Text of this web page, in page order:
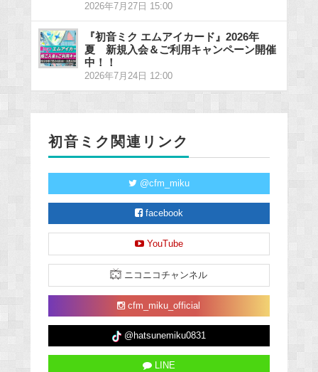
2026年7月27日 15:00
『初音ミク エムアイカード』2026年
夏 新規入会＆ご利用キャンペーン開催
中！！
2026年7月24日 12:00
初音ミク関連リンク
@cfm_miku
facebook
YouTube
ニコニコチャンネル
cfm_miku_official
@hatsunemiku0831
LINE